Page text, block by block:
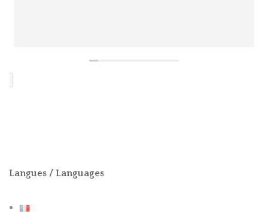
Langues / Languages